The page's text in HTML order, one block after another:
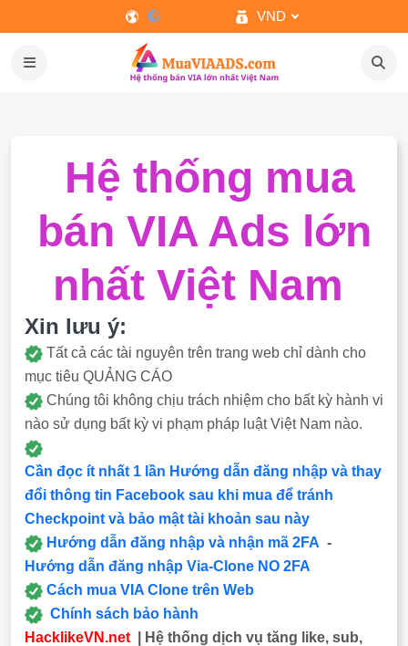
VND
Hệ thống mua
bán VIA Ads lớn
nhất Việt Nam
Xin lưu ý:
Tất cả các tài nguyên trên trang web chỉ dành cho
mục tiêu QUẢNG CÁO
Chúng tôi không chịu trách nhiệm cho bất kỳ hành vi
nào sử dụng bất kỳ vi phạm pháp luật Việt Nam nào.
Cần đọc ít nhất 1 lần Hướng dẫn đăng nhập và thay
đổi thông tin Facebook sau khi mua để tránh
Checkpoint và bảo mật tài khoản sau này
Hướng dẫn đăng nhập và nhận mã 2FA -
Hướng dẫn đăng nhập Via-Clone NO 2FA
Cách mua VIA Clone trên Web
Chính sách bảo hành
HacklikeVN.net | Hệ thống dịch vụ tăng like, sub,